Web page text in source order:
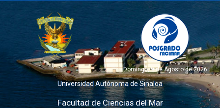
Domingo, 9 de Agosto de 2026
Universidad Autónoma de Sinaloa
Facultad de Ciencias del Mar